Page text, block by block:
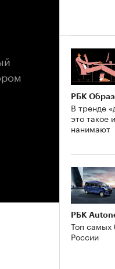
РБК
В тренде
это такое
нанимают
РБК
Топ самых
России